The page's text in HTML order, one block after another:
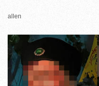
allen